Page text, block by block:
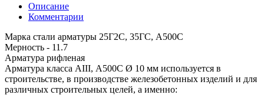
Описание
Комментарии
Марка стали арматуры 25Г2С, 35ГС, А500С
Мерность - 11.7
Арматура рифленая
Арматура класса АIII, А500С Ø 10 мм используется в
строительстве, в производстве железобетонных изделий и для
различных строительных целей, а именно: